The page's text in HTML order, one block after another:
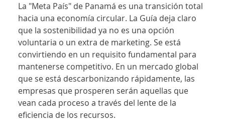
La "Meta País" de Panamá es una transición total
hacia una economía circular. La Guía deja claro
que la sostenibilidad ya no es una opción
voluntaria o un extra de marketing. Se está
convirtiendo en un requisito fundamental para
mantenerse competitivo. En un mercado global
que se está descarbonizando rápidamente, las
empresas que prosperen serán aquellas que
vean cada proceso a través del lente de la
eficiencia de los recursos.